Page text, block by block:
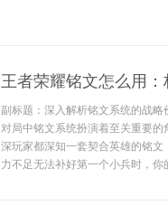
王者荣耀铭文怎么用
副标题：深入解析铭文系统的战
对局中铭文系统扮演着至关重要
深玩家都深知一套契合英雄的铭
力不足无法补好第一个小兵时，